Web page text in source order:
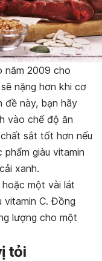
năm 2009 cho
nặng hơn khi cơ
đề này, bạn hãy
vào chế độ ăn
sắt tốt hơn nếu
giàu vitamin
xanh.
một vài lát
vitamin C. Đồng
lượng cho một
tỏi